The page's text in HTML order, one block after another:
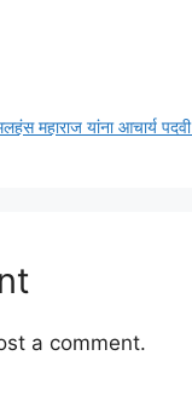
महाराज यांना आचार्य
a comment.